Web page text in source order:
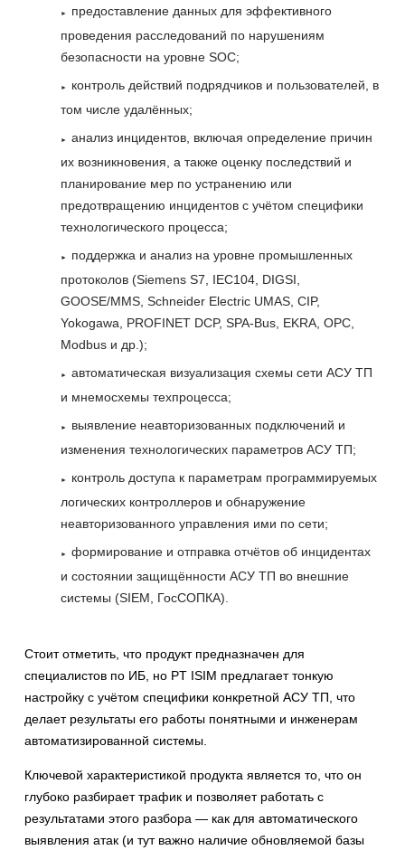
предоставление данных для эффективного
проведения расследований по нарушениям
безопасности на уровне SOC;
контроль действий подрядчиков и пользователей, в
том числе удалённых;
анализ инцидентов, включая определение причин
их возникновения, а также оценку последствий и
планирование мер по устранению или
предотвращению инцидентов с учётом специфики
технологического процесса;
поддержка и анализ на уровне промышленных
протоколов (Siemens S7, IEC104, DIGSI,
GOOSE/MMS, Schneider Electric UMAS, CIP,
Yokogawa, PROFINET DCP, SPA-Bus, EKRA, OPC,
Modbus и др.);
автоматическая визуализация схемы сети АСУ ТП
и мнемосхемы техпроцесса;
выявление неавторизованных подключений и
изменения технологических параметров АСУ ТП;
контроль доступа к параметрам программируемых
логических контроллеров и обнаружение
неавторизованного управления ими по сети;
формирование и отправка отчётов об инцидентах
и состоянии защищённости АСУ ТП во внешние
системы (SIEM, ГосСОПКА).
Стоит отметить, что продукт предназначен для
специалистов по ИБ, но PT ISIM предлагает тонкую
настройку с учётом специфики конкретной АСУ ТП, что
делает результаты его работы понятными и инженерам
автоматизированной системы.
Ключевой характеристикой продукта является то, что он
глубоко разбирает трафик и позволяет работать с
результатами этого разбора — как для автоматического
выявления атак (и тут важно наличие обновляемой базы